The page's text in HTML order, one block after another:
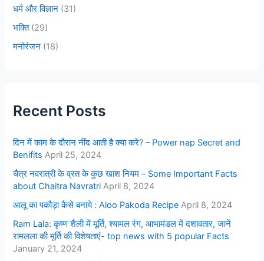
धर्म और विज्ञान (31)
भक्ति(29)
मनोरंजन (18)
Recent Posts
दिन में काम के दौरान नींद आती है क्या करे? – Power nap Secret and
Benifits April 25, 2024
चैत्र नवरात्री के व्रत के कुछ खाश नियम – Some Important Facts
about Chaitra Navratri April 8, 2024
आलू का पकौड़ा कैसे बनाये : Aloo Pakoda Recipe April 8, 2024
Ram Lala: कृष्ण शैली में मूर्ति, श्यामल रंग, आभामंडल में दशावतार, जानें
रामलला की मूर्ति की विशेषताएं- top news with 5 popular Facts
January 21, 2024